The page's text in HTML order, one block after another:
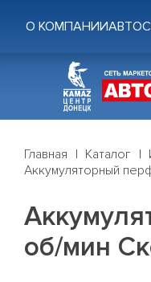
О КОМПАНИИ
Главная Каталог
Аккумуляторный
об/мин